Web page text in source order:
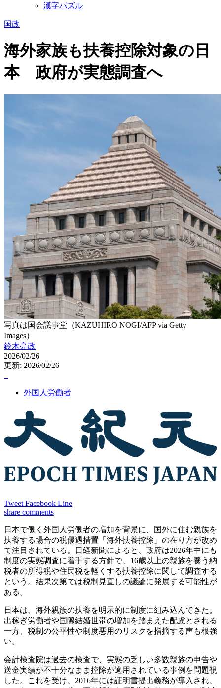
漢字パズル
国政
海外家族も扶養控除対象の日
本 政府が実態調査へ
写真は国会議事堂（KAZUHIRO NOGI/AFP via Getty
Images）
鈴木亮政
2026/02/26
更新: 2026/02/26
外国人労働者
Tweet Facebook Line
share comments
日本で働く外国人労働者の増加を背景に、国外に住む親族を
扶養する場合の税優遇措置「海外扶養控除」の在り方が改め
て注目されている。日経新聞によると、政府は2026年中にも
制度の実態調査に着手する方針で、16歳以上の親族を養う納
税者の所得税や住民税を軽くする扶養控除に関して調査する
という。結果次第では税制見直しの議論に発展する可能性が
ある。
日本は、海外親族の扶養を明示的に制度に組み込んできた。
出稼ぎ労働者や国際結婚世帯の増加を踏まえた配慮とされる
一方、税制の公平性や制度悪用のリスクを指摘する声も根強
い。
会計検査院は過去の検査で、実態の乏しい多数親族の申告や
送金実績が不十分なまま控除が適用されている事例を問題視
した。これを受け、2016年には証明書提出義務が導入され、